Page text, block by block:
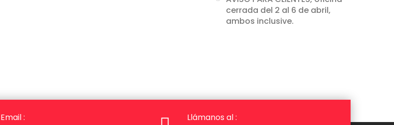
cerrada del 2 al 6 de abril,
ambos inclusive.
Email :
Llámanos al :